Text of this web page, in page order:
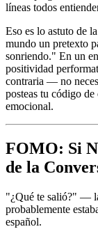
líneas todos
Eso es lo astuto de
mundo un pretexto
sonriendo." En un
positividad
contraria — no
posteas tu código de
emocional.
FOMO: Si
de la
"¿Qué te salió?" —
probablemente
español.